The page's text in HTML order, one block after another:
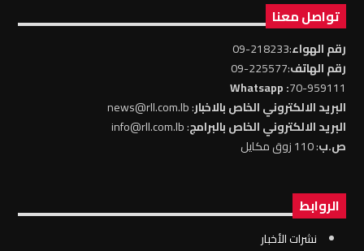
تواصل معنا
رقم الهواء:218233-09
رقم الهاتف:225577-09
70-959111
: Whatsapp
البريد الالكتروني الخاص بالاخبار: news@rll.com.lb
البريد الالكتروني الخاص بالبرامج: info@rll.com.lb
ص.ب: 110 زوق مكايل
الروابط
نشرات الأخبار